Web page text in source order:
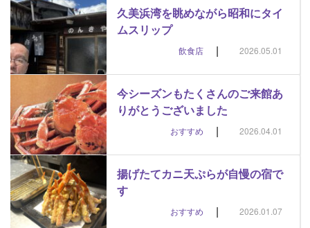
久美浜湾を眺めながら昭和にタイ
ムスリップ
飲食店 | 2026.05.01
今シーズンもたくさんのご来館あ
りがとうございました
おすすめ | 2026.04.01
揚げたてカニ天ぷらが自慢の宿で
す
おすすめ | 2026.01.07